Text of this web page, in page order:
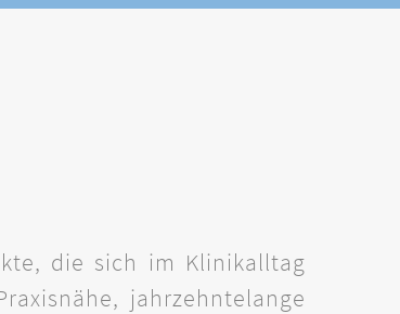
die sich im Klinikalltag
jahrzehntelange